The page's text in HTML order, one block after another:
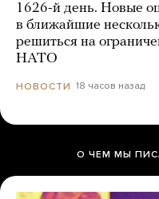
1626-й день. Новые
в ближайшие
решиться на
НАТО
НОВОСТИ 18 часов назад
О ЧЕМ МЫ